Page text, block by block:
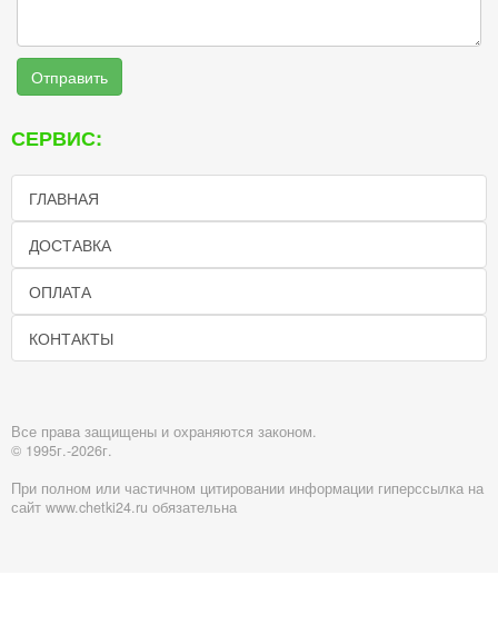
Отправить
СЕРВИС:
ГЛАВНАЯ
ДОСТАВКА
ОПЛАТА
КОНТАКТЫ
Все права защищены и охраняются законом.
© 1995г.-2026г.
При полном или частичном цитировании информации гиперссылка на
сайт www.chetki24.ru обязательна